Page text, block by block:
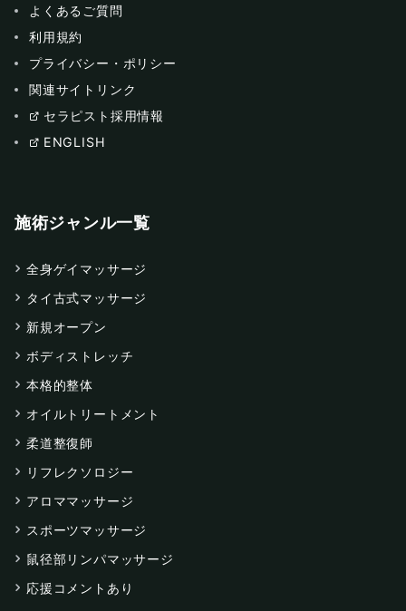
よくあるご質問
利用規約
プライバシー・ポリシー
関連サイトリンク
セラピスト採用情報
ENGLISH
施術ジャンル一覧
全身ゲイマッサージ
タイ古式マッサージ
新規オープン
ボディストレッチ
本格的整体
オイルトリートメント
柔道整復師
リフレクソロジー
アロママッサージ
スポーツマッサージ
鼠径部リンパマッサージ
応援コメントあり